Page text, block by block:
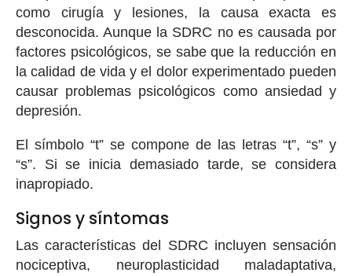
como cirugía y lesiones, la causa exacta es
desconocida. Aunque la SDRC no es causada por
factores psicológicos, se sabe que la reducción en
la calidad de vida y el dolor experimentado pueden
causar problemas psicológicos como ansiedad y
depresión.
El símbolo “t” se compone de las letras “t”, “s” y
“s”. Si se inicia demasiado tarde, se considera
inapropiado.
Signos y síntomas
Las características del SDRC incluyen sensación
nociceptiva, neuroplasticidad maladaptativa,